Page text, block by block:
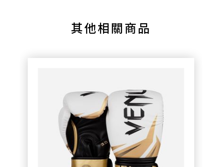
其他相關商品